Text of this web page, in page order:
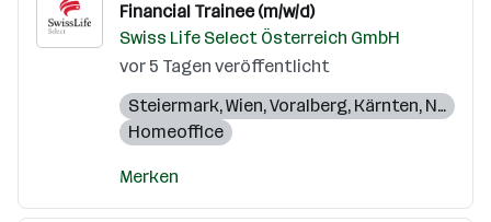
Financial Trainee (m/w/d)
Swiss Life Select Österreich GmbH
vor 5 Tagen veröffentlicht
Steiermark,Wien,Voralberg, Kärnten, Niederösterreich
Homeoffice
Merken